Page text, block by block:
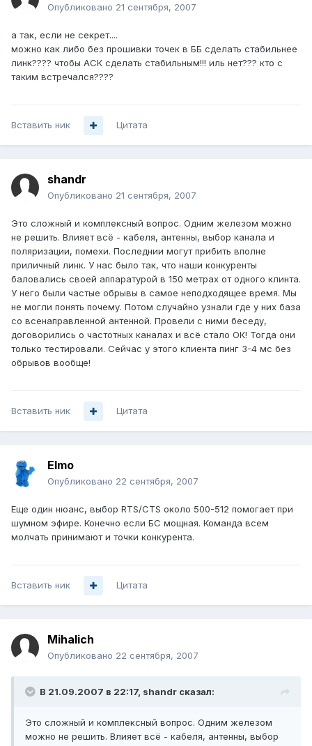
Опубликовано 21 сентября, 2007
а так, если не секрет....
можно как либо без прошивки точек в ББ сделать стабильнее
линк???? чтобы АСК сделать стабильным!!! иль нет??? кто с
таким встречался????
Вставить ник Цитата
shandr
Опубликовано 21 сентября, 2007
Это сложный и комплексный вопрос. Одним железом можно
не решить. Влияет всё - кабеля, антенны, выбор канала и
поляризации, помехи. Последнии могут прибить вполне
приличный линк. У нас было так, что наши конкуренты
баловались своей аппаратурой в 150 метрах от одного клинта.
У него были частые обрывы в самое неподходящее время. Мы
не могли понять почему. Потом случайно узнали где у них база
со всенаправленной антенной. Провели с ними беседу,
договорились о частотных каналах и всё стало ОК! Тогда они
только тестировали. Сейчас у этого клиента пинг 3-4 мс без
обрывов вообще!
Вставить ник Цитата
Elmo
Опубликовано 22 сентября, 2007
Еще один нюанс, выбор RTS/CTS около 500-512 помогает при
шумном эфире. Конечно если БС мощная. Команда всем
молчать принимают и точки конкурента.
Вставить ник Цитата
Mihalich
Опубликовано 22 сентября, 2007
В 21.09.2007 в 22:17, shandr сказал:
Это сложный и комплексный вопрос. Одним железом
можно не решить. Влияет всё - кабеля, антенны, выбор